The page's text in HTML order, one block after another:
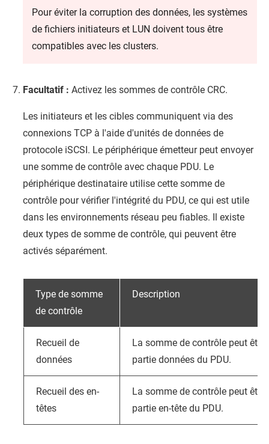
Pour éviter la corruption des données, les systèmes
de fichiers initiateurs et LUN doivent tous être
compatibles avec les clusters.
Facultatif : Activez les sommes de contrôle CRC.
Les initiateurs et les cibles communiquent via des
connexions TCP à l'aide d'unités de données de
protocole iSCSI. Le périphérique émetteur peut envoyer
une somme de contrôle avec chaque PDU. Le
périphérique destinataire utilise cette somme de
contrôle pour vérifier l'intégrité du PDU, ce qui est utile
dans les environnements réseau peu fiables. Il existe
deux types de somme de contrôle, qui peuvent être
activés séparément.
Type de somme
de contrôle
Description
Recueil de
données
La somme de contrôle peut
partie données du PDU.
Recueil des en-
têtes
La somme de contrôle peut
partie en-tête du PDU.